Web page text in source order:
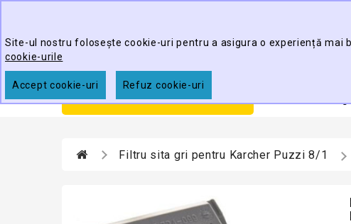
Site-ul nostru folosește cookie-uri pentru a asigura o experiență
cookie-urile
Accept cookie-uri Refuz cookie-uri
CATEGORII
Filtru sita gri pentru Karcher Puzzi 8/1